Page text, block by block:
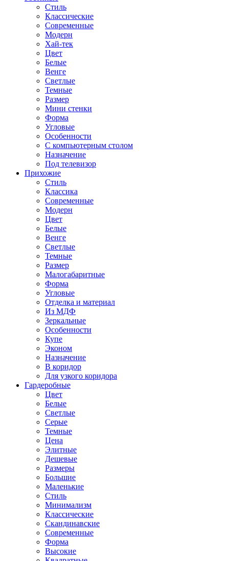
Стиль
Классические
Современные
Модерн
Хай-тек
Цвет
Белые
Венге
Светлые
Темные
Размер
Мини стенки
Форма
Угловые
Особенности
С компьютерным столом
Назначение
Под телевизор
Прихожие
Стиль
Классика
Современные
Модерн
Цвет
Белые
Венге
Светлые
Темные
Размер
Малогабаритные
Форма
Угловые
Отделка и материал
Из МДФ
Зеркальные
Особенности
Купе
Эконом
Назначение
В коридор
Для узкого коридора
Гардеробные
Цвет
Белые
Светлые
Серые
Темные
Цена
Элитные
Дешевые
Размеры
Большие
Маленькие
Стиль
Минимализм
Классические
Скандинавские
Современные
Форма
Высокие